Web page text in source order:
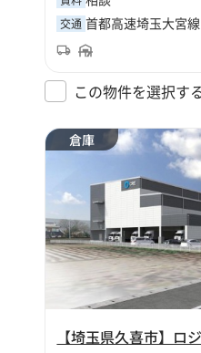
交通 首都高速埼玉大宮
この物件を選択す
倉庫